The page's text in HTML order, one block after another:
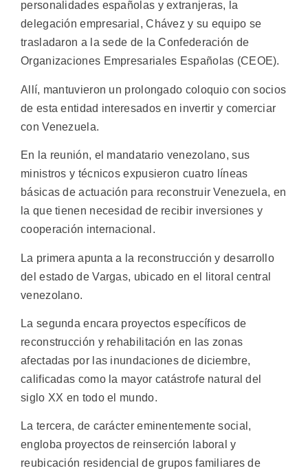
personalidades españolas y extranjeras, la
delegación empresarial, Chávez y su equipo se
trasladaron a la sede de la Confederación de
Organizaciones Empresariales Españolas (CEOE).
Allí, mantuvieron un prolongado coloquio con socios
de esta entidad interesados en invertir y comerciar
con Venezuela.
En la reunión, el mandatario venezolano, sus
ministros y técnicos expusieron cuatro líneas
básicas de actuación para reconstruir Venezuela, en
la que tienen necesidad de recibir inversiones y
cooperación internacional.
La primera apunta a la reconstrucción y desarrollo
del estado de Vargas, ubicado en el litoral central
venezolano.
La segunda encara proyectos específicos de
reconstrucción y rehabilitación en las zonas
afectadas por las inundaciones de diciembre,
calificadas como la mayor catástrofe natural del
siglo XX en todo el mundo.
La tercera, de carácter eminentemente social,
engloba proyectos de reinserción laboral y
reubicación residencial de grupos familiares de